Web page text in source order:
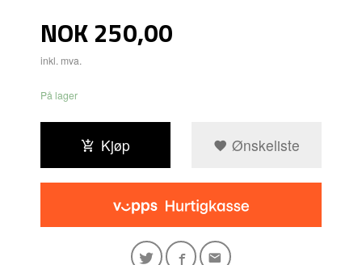
Pris
NOK250,00
inkl. mva.
På lager
Kjøp Ønskeliste